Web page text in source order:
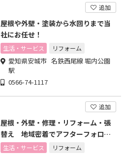
追加
屋根や外壁・塗装から水回りまで当
社にお任せ！
生活・サービス リフォーム
愛知県安城市 名鉄西尾線 堀内公園
駅
0566-74-1117
追加
屋根・外壁・修理・リフォーム・張
替え 地域密着でアフターフォロー
も充実
生活・サービス リフォーム